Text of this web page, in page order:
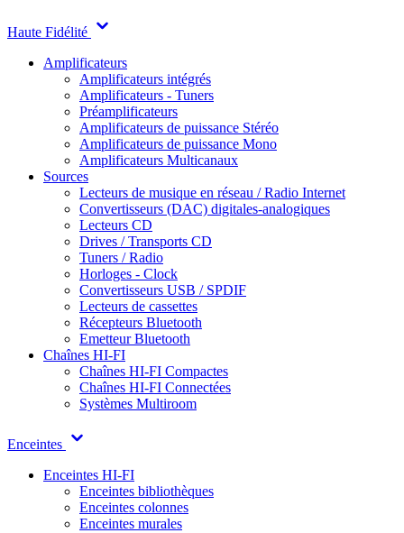
Haute Fidélité
Amplificateurs
Amplificateurs intégrés
Amplificateurs - Tuners
Préamplificateurs
Amplificateurs de puissance Stéréo
Amplificateurs de puissance Mono
Amplificateurs Multicanaux
Sources
Lecteurs de musique en réseau / Radio Internet
Convertisseurs (DAC) digitales-analogiques
Lecteurs CD
Drives / Transports CD
Tuners / Radio
Horloges - Clock
Convertisseurs USB / SPDIF
Lecteurs de cassettes
Récepteurs Bluetooth
Emetteur Bluetooth
Chaînes HI-FI
Chaînes HI-FI Compactes
Chaînes HI-FI Connectées
Systèmes Multiroom
Enceintes
Enceintes HI-FI
Enceintes bibliothèques
Enceintes colonnes
Enceintes murales